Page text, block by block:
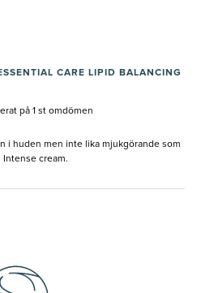
CARE LIPID BALANCING
på 1 st omdömen
i huden men inte lika mjukgörande som
Intense cream.